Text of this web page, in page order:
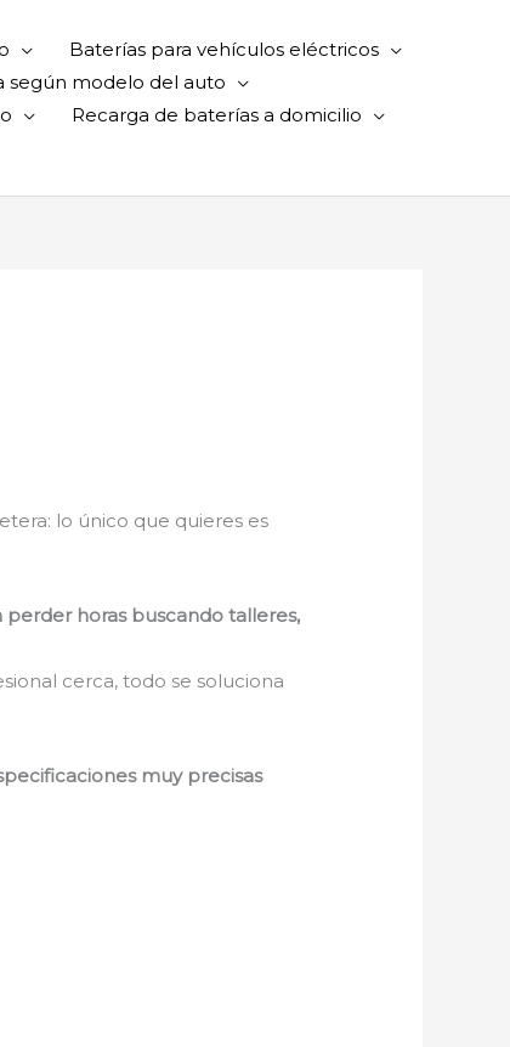
Baterías para vehículos eléctricos
según modelo del auto
Recarga de baterías a domicilio
lo único que quieres es
horas buscando talleres,
cerca, todo se soluciona
muy precisas